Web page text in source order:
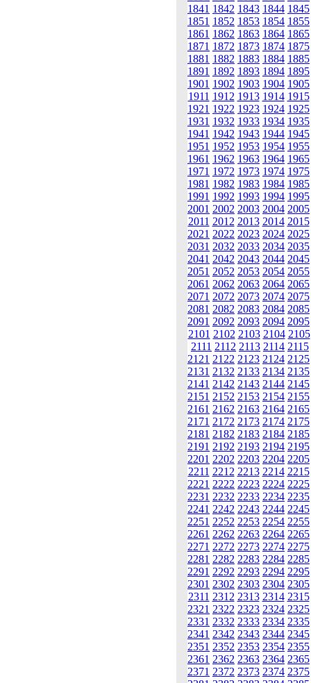
1841 1842 1843 1844 1845
1851 1852 1853 1854 1855
1861 1862 1863 1864 1865
1871 1872 1873 1874 1875
1881 1882 1883 1884 1885
1891 1892 1893 1894 1895
1901 1902 1903 1904 1905
1911 1912 1913 1914 1915
1921 1922 1923 1924 1925
1931 1932 1933 1934 1935
1941 1942 1943 1944 1945
1951 1952 1953 1954 1955
1961 1962 1963 1964 1965
1971 1972 1973 1974 1975
1981 1982 1983 1984 1985
1991 1992 1993 1994 1995
2001 2002 2003 2004 2005
2011 2012 2013 2014 2015
2021 2022 2023 2024 2025
2031 2032 2033 2034 2035
2041 2042 2043 2044 2045
2051 2052 2053 2054 2055
2061 2062 2063 2064 2065
2071 2072 2073 2074 2075
2081 2082 2083 2084 2085
2091 2092 2093 2094 2095
2101 2102 2103 2104 2105
2111 2112 2113 2114 2115
2121 2122 2123 2124 2125
2131 2132 2133 2134 2135
2141 2142 2143 2144 2145
2151 2152 2153 2154 2155
2161 2162 2163 2164 2165
2171 2172 2173 2174 2175
2181 2182 2183 2184 2185
2191 2192 2193 2194 2195
2201 2202 2203 2204 2205
2211 2212 2213 2214 2215
2221 2222 2223 2224 2225
2231 2232 2233 2234 2235
2241 2242 2243 2244 2245
2251 2252 2253 2254 2255
2261 2262 2263 2264 2265
2271 2272 2273 2274 2275
2281 2282 2283 2284 2285
2291 2292 2293 2294 2295
2301 2302 2303 2304 2305
2311 2312 2313 2314 2315
2321 2322 2323 2324 2325
2331 2332 2333 2334 2335
2341 2342 2343 2344 2345
2351 2352 2353 2354 2355
2361 2362 2363 2364 2365
2371 2372 2373 2374 2375